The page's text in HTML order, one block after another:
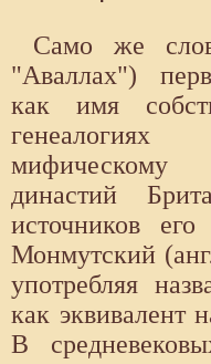
Само же
"Аваллах")
как имя
мифическому
династий
источников его
Монмутский
употребляя
как эквивалент
В